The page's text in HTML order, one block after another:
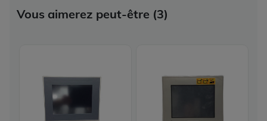
Vous aimerez peut-être (3)